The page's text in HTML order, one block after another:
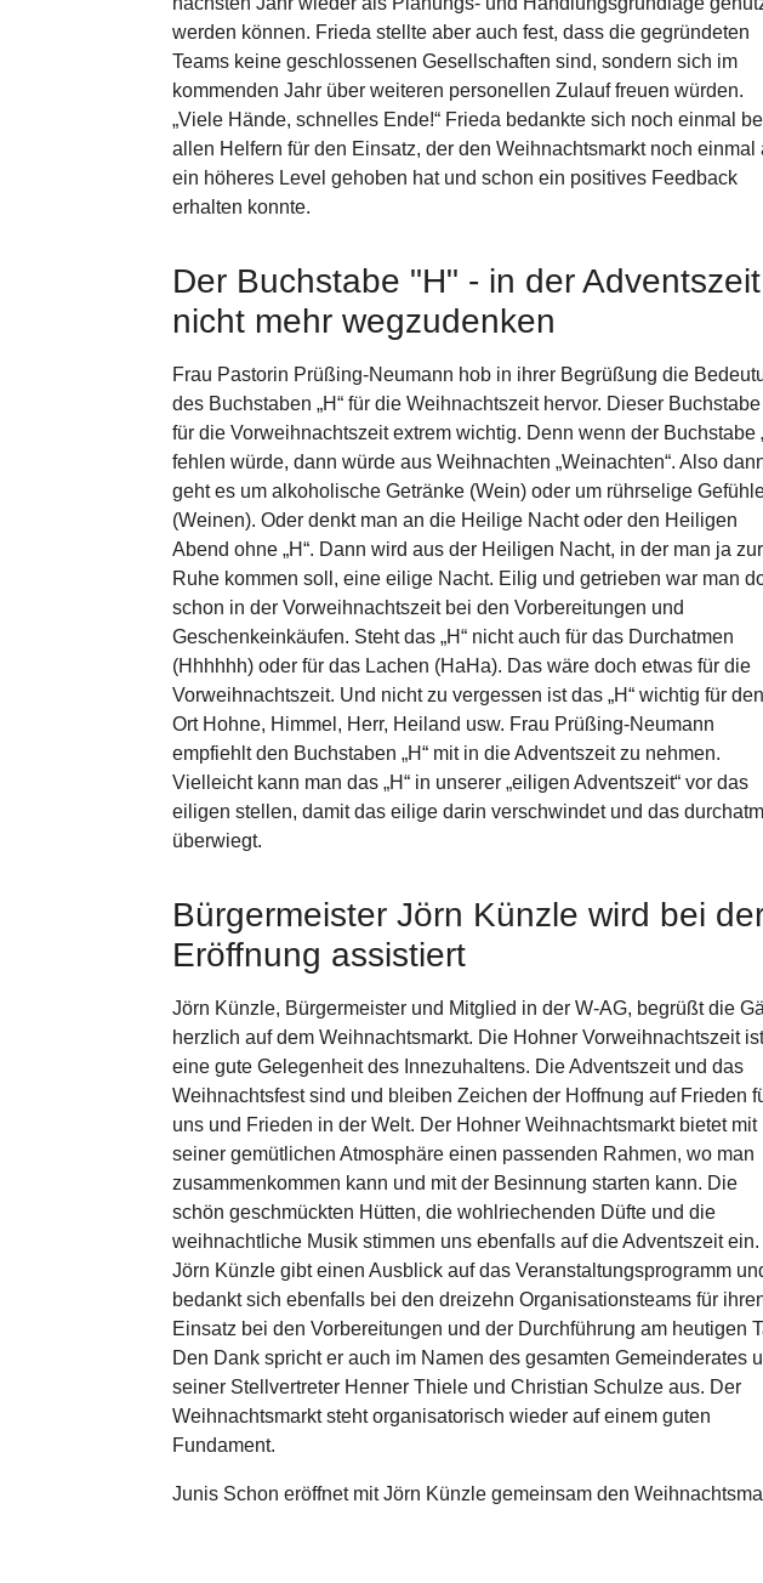
werden können. Frieda stellte aber auch fest, dass die gegründeten
Teams keine geschlossenen Gesellschaften sind, sondern sich im
kommenden Jahr über weiteren personellen Zulauf freuen würden.
„Viele Hände, schnelles Ende!“ Frieda bedankte sich noch einmal
allen Helfern für den Einsatz, der den Weihnachtsmarkt noch einmal
ein höheres Level gehoben hat und schon ein positives Feedback
erhalten konnte.
Der Buchstabe "H" - in der Adventszeit
nicht mehr wegzudenken
Frau Pastorin Prüßing-Neumann hob in ihrer Begrüßung die
des Buchstaben „H“ für die Weihnachtszeit hervor. Dieser
für die Vorweihnachtszeit extrem wichtig. Denn wenn der Buchstabe
fehlen würde, dann würde aus Weihnachten „Weinachten“. Also
geht es um alkoholische Getränke (Wein) oder um rührselige
(Weinen). Oder denkt man an die Heilige Nacht oder den Heiligen
Abend ohne „H“. Dann wird aus der Heiligen Nacht, in der man ja zur
Ruhe kommen soll, eine eilige Nacht. Eilig und getrieben war man
schon in der Vorweihnachtszeit bei den Vorbereitungen und
Geschenkeinkäufen. Steht das „H“ nicht auch für das Durchatmen
(Hhhhhh) oder für das Lachen (HaHa). Das wäre doch etwas für die
Vorweihnachtszeit. Und nicht zu vergessen ist das „H“ wichtig für den
Ort Hohne, Himmel, Herr, Heiland usw. Frau Prüßing-Neumann
empfiehlt den Buchstaben „H“ mit in die Adventszeit zu nehmen.
Vielleicht kann man das „H“ in unserer „eiligen Adventszeit“ vor das
eiligen stellen, damit das eilige darin verschwindet und das
überwiegt.
Bürgermeister Jörn Künzle wird bei
Eröffnung assistiert
Jörn Künzle, Bürgermeister und Mitglied in der W-AG, begrüßt die
herzlich auf dem Weihnachtsmarkt. Die Hohner Vorweihnachtszeit ist
eine gute Gelegenheit des Innezuhaltens. Die Adventszeit und das
Weihnachtsfest sind und bleiben Zeichen der Hoffnung auf Frieden
uns und Frieden in der Welt. Der Hohner Weihnachtsmarkt bietet mit
seiner gemütlichen Atmosphäre einen passenden Rahmen, wo man
zusammenkommen kann und mit der Besinnung starten kann. Die
schön geschmückten Hütten, die wohlriechenden Düfte und die
weihnachtliche Musik stimmen uns ebenfalls auf die Adventszeit ein.
Jörn Künzle gibt einen Ausblick auf das Veranstaltungsprogramm
bedankt sich ebenfalls bei den dreizehn Organisationsteams für
Einsatz bei den Vorbereitungen und der Durchführung am heutigen
Den Dank spricht er auch im Namen des gesamten Gemeinderates
seiner Stellvertreter Henner Thiele und Christian Schulze aus. Der
Weihnachtsmarkt steht organisatorisch wieder auf einem guten
Fundament.
Junis Schon eröffnet mit Jörn Künzle gemeinsam den